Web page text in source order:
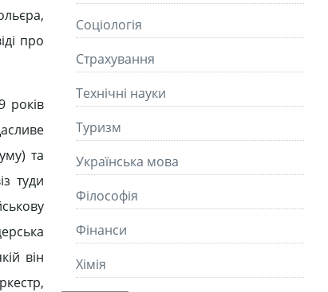
про
років
та
туди
він
Соціологія
Страхування
Технічні науки
Туризм
Українська мова
Філософія
Фінанси
Хімія